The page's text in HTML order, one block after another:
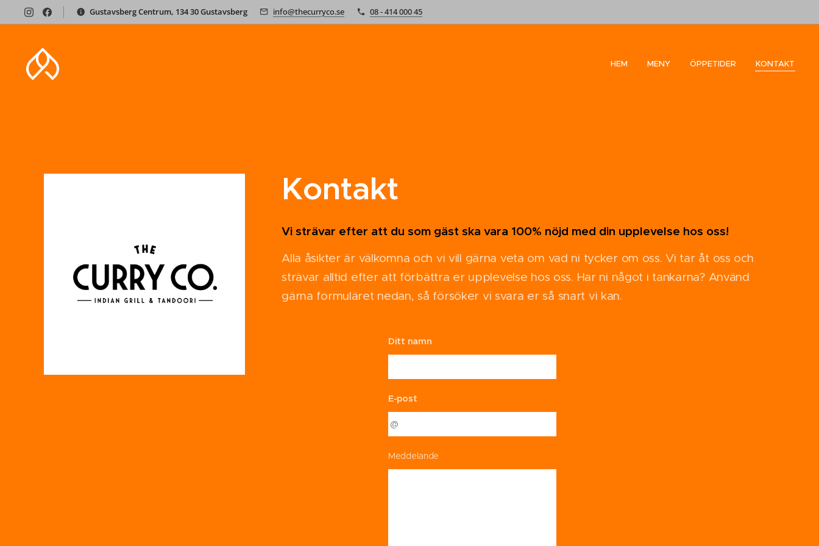
Gustavsberg Centrum, 134 30 Gustavsberg info@thecurryco.se 08 - 414 000 45
HEM MENY ÖPPETIDER KONTAKT
Kontakt
Vi strävar efter att du som gäst ska vara 100% nöjd med din upplevelse hos oss!
Alla åsikter är välkomna och vi vill gärna veta om vad ni tycker om oss. Vi tar åt oss och
strävar alltid efter att förbättra er upplevelse hos oss. Har ni något i tankarna? Använd
gärna formuläret nedan, så försöker vi svara er så snart vi kan.
Ditt namn
E-post
Meddelande